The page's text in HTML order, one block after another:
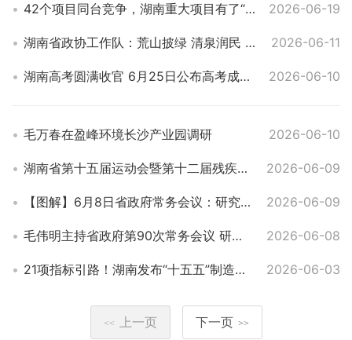
42个项目同台竞争，湖南重大项目有了“赛马场” 2026-06-19
湖南省政协工作队：荒山披绿 清泉润民 连片振兴绘新篇 2026-06-11
湖南高考圆满收官 6月25日公布高考成绩和录取控制分数线 2026-06-10
毛万春在盈峰环境长沙产业园调研 2026-06-10
湖南省第十五届运动会暨第十二届残疾人运动会将于9月在益阳启幕 2026-06-09
【图解】6月8日省政府常务会议：研究部署服务业扩能提质、常态化帮扶、城镇防洪圈建设等工作 2026-06-09
毛伟明主持省政府第90次常务会议 研究部署服务业扩能提质、常态化帮扶、城镇防洪圈建设等工作 2026-06-08
21项指标引路！湖南发布“十五五”制造强省建设施工图 2026-06-03
<< 上一页 下一页 >>